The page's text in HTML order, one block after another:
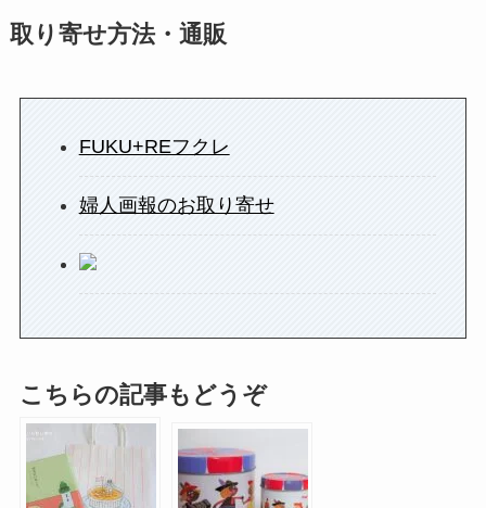
取り寄せ方法・通販
FUKU+REフクレ
婦人画報のお取り寄せ
こちらの記事もどうぞ